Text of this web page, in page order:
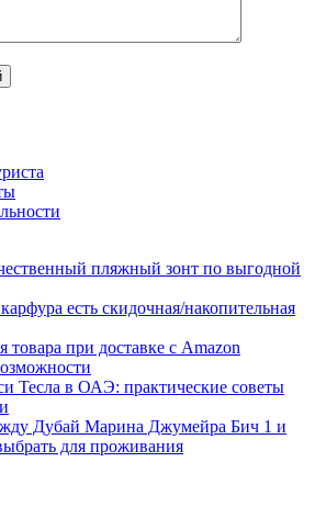
пляжный зонт по выгодной
есть скидочная/накопительная
товара при доставке с Amazon
Тесла в ОАЭ: практические советы
Дубай Марина Джумейра Бич 1 и
для проживания